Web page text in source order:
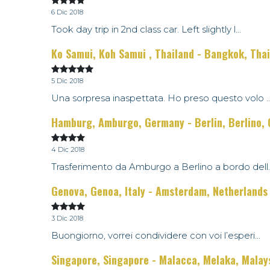
6 Dic 2018
Took day trip in 2nd class car. Left slightly l...
Ko Samui, Koh Samui , Thailand - Bangkok,
5 Dic 2018
Una sorpresa inaspettata. Ho preso questo volo
Hamburg, Amburgo, Germany - Berlin, Berlino,
4 Dic 2018
Trasferimento da Amburgo a Berlino a bordo
Genova, Genoa, Italy - Amsterdam, Netherlands
3 Dic 2018
Buongiorno, vorrei condividere con voi l’esperi...
Singapore, Singapore - Malacca, Melaka,